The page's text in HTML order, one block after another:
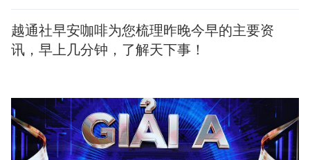
越通社早安咖啡为您梳理昨晚今早的主要资
讯，早上几分钟，了解天下事！